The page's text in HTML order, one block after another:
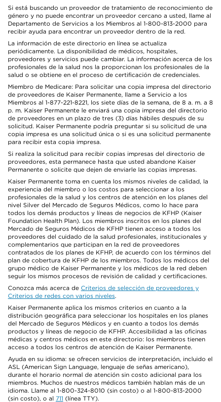
Si está buscando un proveedor de tratamiento de reconocimiento de
género y no puede encontrar un proveedor cercano a usted, llame al
Departamento de Servicios a los Miembros al 1-800-813-2000 para
recibir ayuda para encontrar un proveedor dentro de la red.
La información de este directorio en línea se actualiza
periódicamente. La disponibilidad de médicos, hospitales,
proveedores y servicios puede cambiar. La información acerca de los
profesionales de la salud nos la proporcionan los profesionales de la
salud o se obtiene en el proceso de certificación de credenciales.
Miembro de Medicare: Para solicitar una copia impresa del directorio
de proveedores de Kaiser Permanente, llame a Servicio a los
Miembros al 1-877-221-8221, los siete días de la semana, de 8 a. m. a 8
p. m. Kaiser Permanente le enviará una copia impresa del directorio
de proveedores en un plazo de tres (3) días hábiles después de su
solicitud. Kaiser Permanente podría preguntar si su solicitud de una
copia impresa es una solicitud única o si es una solicitud permanente
para recibir esta copia impresa.
Si realiza la solicitud para recibir copias impresas del directorio de
proveedores, esta permanece hasta que usted abandone Kaiser
Permanente o solicite que dejen de enviarle las copias impresas.
Kaiser Permanente toma en cuenta los mismos niveles de calidad, la
experiencia del miembro o los costos para seleccionar a los
profesionales de la salud y los centros de atención en los planes del
nivel Silver del Mercado de Seguros Médicos, como lo hace para
todos los demás productos y líneas de negocios de KFHP (Kaiser
Foundation Health Plan). Los miembros inscritos en los planes del
Mercado de Seguros Médicos de KFHP tienen acceso a todos los
proveedores del cuidado de la salud profesionales, institucionales y
complementarios que participan en la red de proveedores
contratados de los planes de KFHP, de acuerdo con los términos del
plan de cobertura de KFHP de los miembros. Todos los médicos del
grupo médico de Kaiser Permanente y los médicos de la red deben
seguir los mismos procesos de revisión de calidad y certificaciones.
Conozca más acerca de Criterios de selección de proveedores y
Criterios de redes con varios niveles.
Kaiser Permanente aplica los mismos criterios en cuanto a la
distribución geográfica para seleccionar los hospitales en los planes
del Mercado de Seguros Médicos y en cuanto a todos los demás
productos y líneas de negocio de KFHP. Accesibilidad a las oficinas
médicas y centros médicos en este directorio: los miembros tienen
acceso a todos los centros de atención de Kaiser Permanente.
Ayuda en su idioma: se ofrecen servicios de interpretación, incluido el
ASL (American Sign Language, lenguaje de señas americano),
durante el horario normal de atención sin costo adicional para los
miembros. Muchos de nuestros médicos también hablan más de un
idioma. Llame al 1-800-324-8010 (sin costo) o al 1-800-813-2000
(sin costo), o al 711 (línea TTY).